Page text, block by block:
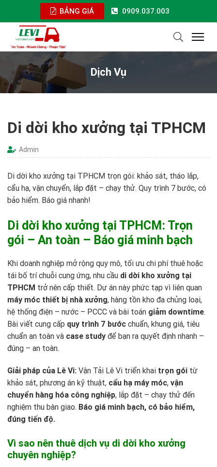
BẢNG GIÁ 0909.037.003
Dịch Vụ
Di dời kho xưởng tại TPHCM
Admin
Di dời kho xưởng tại TPHCM trọn gói: khảo sát, tháo lắp,
cẩu hạ, vận chuyển, lắp đặt – chạy thử. Quy trình 7 bước, có
bảo hiểm. Báo giá nhanh!
Di dời kho xưởng tại TPHCM: Trọn
gói – An toàn – Báo giá minh bạch
Khi doanh nghiệp mở rộng quy mô, tối ưu chi phí thuê hoặc
tái bố trí chuỗi cung ứng, nhu cầu di dời kho xưởng tại
TPHCM trở nên cấp thiết. Dự án này phức tạp vì liên quan
máy móc thiết bị nhà xưởng, hàng tồn kho đa chủng loại,
hệ thống điện – nước – PCCC và bài toán giảm downtime.
Bài viết cung cấp quy trình 7 bước chuẩn, khung giá, tiêu
chuẩn an toàn và case study để bạn ra quyết định nhanh –
đúng – an toàn.
Giải pháp của Lê Vi: Vận Tải Lê Vi triển khai trọn gói từ
khảo sát, phương án kỹ thuật, cẩu hạ máy móc, vận
chuyển hàng hóa công nghiệp, lắp đặt – chạy thử đến
nghiệm thu bàn giao. Báo giá minh bạch, có bảo hiểm,
đúng tiến độ.
Vì sao nên thuê dịch vụ di dời kho xưởng
chuyên nghiệp?